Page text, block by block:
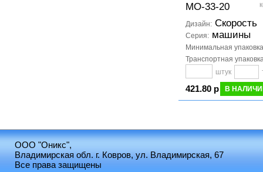
МО-33-20
Дизайн: Скорость
Серия: машины
Минимальная упаковка
Транспортная
штук
421.80 р В
ООО "Оникс",
Владимирская обл. г. Ковров, ул. Владимирская, 67
Все права защищены